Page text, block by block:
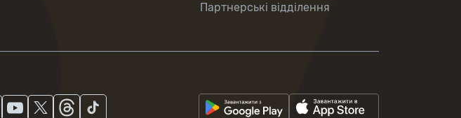
Партнерські відділення